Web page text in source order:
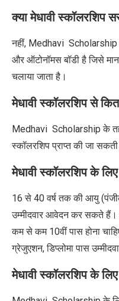
क्या मेधावी स्कॉलरशिप
नहीं, Medhavi Scholarship
और ऑटोनॉमस बॉडी है जिसे
चलाया जाता है।
मेधावी स्कॉलरशिप से
Medhavi Scholarshipके
स्कॉलरशिप प्राप्त की जा
मेधावी स्कॉलरशिप के
16 से 40 वर्ष तक की आयु
उम्मीदवार आवेदन कर सकते हैं।
कम से कम 10वीं पास होना
ग्रेजुएशन, डिप्लोमा पास
मेधावी स्कॉलरशिप के